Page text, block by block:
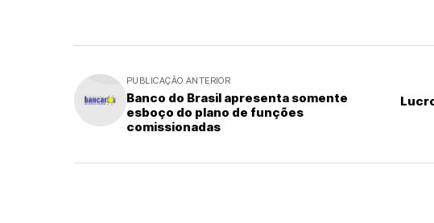
PUBLICAÇÃO ANTERIOR
Banco do Brasil apresenta somente
esboço do plano de funções
comissionadas